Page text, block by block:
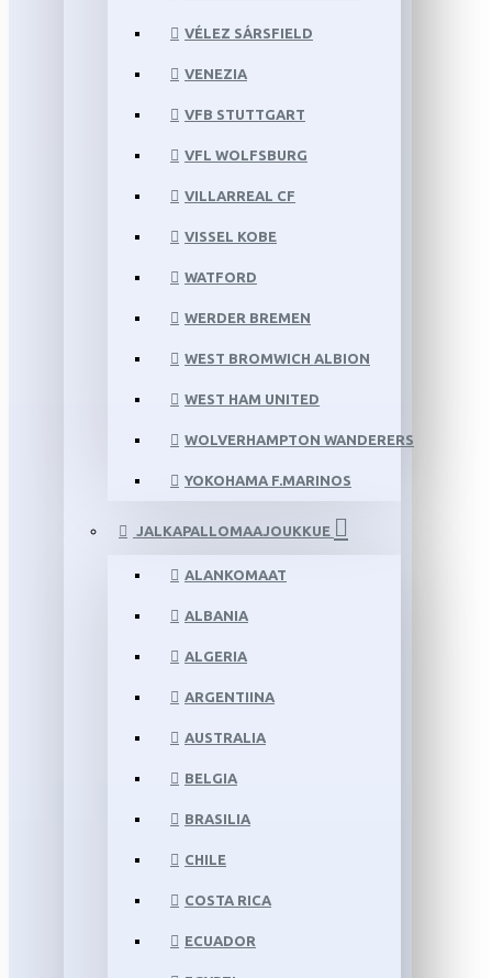
VÉLEZ SÁRSFIELD
VENEZIA
VFB STUTTGART
VFL WOLFSBURG
VILLARREAL CF
VISSEL KOBE
WATFORD
WERDER BREMEN
WEST BROMWICH ALBION
WEST HAM UNITED
WOLVERHAMPTON WANDERERS
YOKOHAMA F.MARINOS
JALKAPALLOMAAJOUKKUE
ALANKOMAAT
ALBANIA
ALGERIA
ARGENTIINA
AUSTRALIA
BELGIA
BRASILIA
CHILE
COSTA RICA
ECUADOR